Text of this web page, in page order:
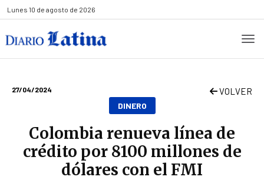
Lunes 10 de agosto de 2026
27/04/2024 VOLVER
DINERO
Colombia renueva línea de
crédito por 8100 millones de
dólares con el FMI